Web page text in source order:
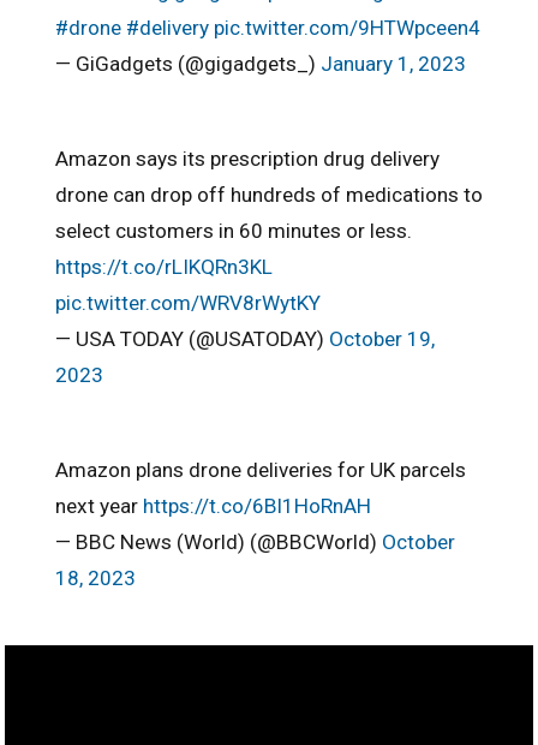
#drone #delivery pic.twitter.com/9HTWpceen4
— GiGadgets (@gigadgets_) January 1, 2023
Amazon says its prescription drug delivery
drone can drop off hundreds of medications to
select customers in 60 minutes or less.
https://t.co/rLIKQRn3KL
pic.twitter.com/WRV8rWytKY
— USA TODAY (@USATODAY) October 19,
2023
Amazon plans drone deliveries for UK parcels
next year https://t.co/6Bl1HoRnAH
— BBC News (World) (@BBCWorld) October
18, 2023